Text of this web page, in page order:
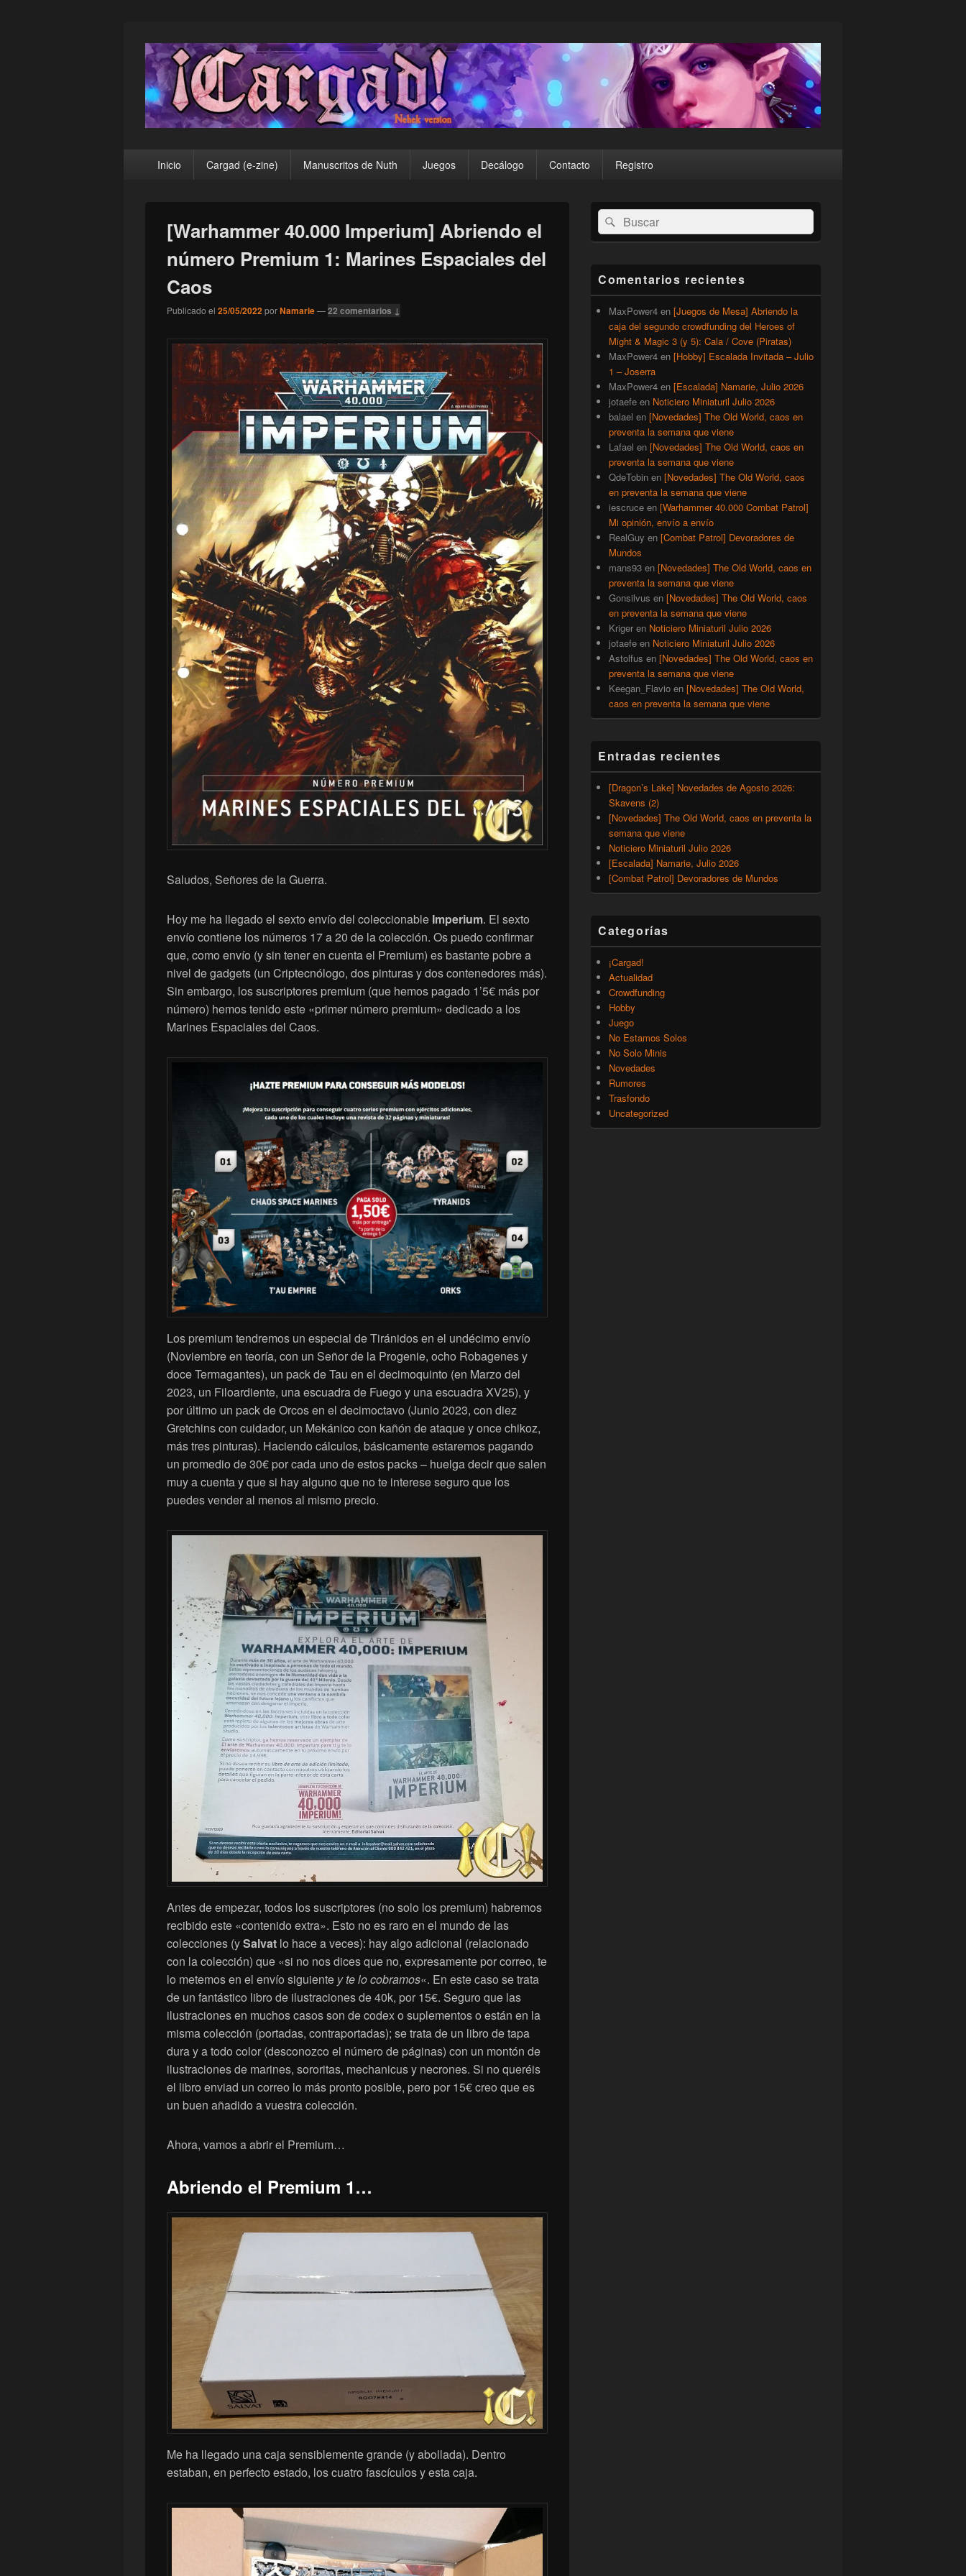
¡Cargad!
principalInicio Cargad (e-zine) Manuscritos de Nuth Juegos Decálogo Contacto Registro
[Warhammer 40.000 Imperium] Abriendo el
número Premium 1: Marines Espaciales del
Caos
Publicado el 25/05/2022porNamarie—22 comentarios ↓
Saludos, Señores de la Guerra.
Hoy me ha llegado el sexto envío del coleccionable Imperium. El sexto
envío contiene los números 17 a 20 de la colección. Os puedo confirmar
que, como envío (y sin tener en cuenta el Premium) es bastante pobre a
nivel de gadgets (un Criptecnólogo, dos pinturas y dos contenedores más).
Sin embargo, los suscriptores premium (que hemos pagado 1’5€ más por
número) hemos tenido este «primer número premium» dedicado a los
Marines Espaciales del Caos.
Los premium tendremos un especial de Tiránidos en el undécimo envío
(Noviembre en teoría, con un Señor de la Progenie, ocho Robagenes y
doce Termagantes), un pack de Tau en el decimoquinto (en Marzo del
2023, un Filoardiente, una escuadra de Fuego y una escuadra XV25), y
por último un pack de Orcos en el decimoctavo (Junio 2023, con diez
Gretchins con cuidador, un Mekánico con kañón de ataque y once chikoz,
más tres pinturas). Haciendo cálculos, básicamente estaremos pagando
un promedio de 30€ por cada uno de estos packs – huelga decir que salen
muy a cuenta y que si hay alguno que no te interese seguro que los
puedes vender al menos al mismo precio.
Antes de empezar, todos los suscriptores (no solo los premium) habremos
recibido este «contenido extra». Esto no es raro en el mundo de las
colecciones (ySalvat lo hace a veces): hay algo adicional (relacionado
con la colección) que «si no nos dices que no, expresamente por correo, te
lo metemos en el envío siguiente y te lo cobramos«. En este caso se trata
de un fantástico libro de ilustraciones de 40k, por 15€. Seguro que las
ilustraciones en muchos casos son de codex o suplementos o están en la
misma colección (portadas, contraportadas); se trata de un libro de tapa
dura y a todo color (desconozco el número de páginas) con un montón de
ilustraciones de marines, sororitas, mechanicus y necrones. Si no queréis
el libro enviad un correo lo más pronto posible, pero por 15€ creo que es
un buen añadido a vuestra colección.
Ahora, vamos a abrir el Premium…
Abriendo el Premium 1…
Me ha llegado una caja sensiblemente grande (y abollada). Dentro
estaban, en perfecto estado, los cuatro fascículos y esta caja.
El
área
de
lateral
primaria
Buscar
por:
Buscar
Comentarios recientes
MaxPower4 en [Juegos de Mesa] Abriendo la
caja del segundo crowdfunding del Heroes of
Might & Magic 3 (y 5): Cala / Cove (Piratas)
MaxPower4 en [Hobby] Escalada Invitada – Julio
1 – Joserra
MaxPower4 en [Escalada] Namarie, Julio 2026
jotaefe en Noticiero Miniaturil Julio 2026
balael en [Novedades] The Old World, caos en
preventa la semana que viene
Lafael en [Novedades] The Old World, caos en
preventa la semana que viene
QdeTobin en [Novedades] The Old World, caos
en preventa la semana que viene
iescruce en [Warhammer 40.000 Combat Patrol]
Mi opinión, envío a envío
RealGuy en [Combat Patrol] Devoradores de
Mundos
mans93 en [Novedades] The Old World, caos en
preventa la semana que viene
Gonsilvus en [Novedades] The Old World, caos
en preventa la semana que viene
Kriger en Noticiero Miniaturil Julio 2026
jotaefe en Noticiero Miniaturil Julio 2026
Astolfus en [Novedades] The Old World, caos en
preventa la semana que viene
Keegan_Flavio en [Novedades] The Old World,
caos en preventa la semana que viene
Entradas recientes
[Dragon’s Lake] Novedades de Agosto 2026:
Skavens (2)
[Novedades] The Old World, caos en preventa la
semana que viene
Noticiero Miniaturil Julio 2026
[Escalada] Namarie, Julio 2026
[Combat Patrol] Devoradores de Mundos
Categorías
¡Cargad!
Actualidad
Crowdfunding
Hobby
Juego
No Estamos Solos
No Solo Minis
Novedades
Rumores
Trasfondo
Uncategorized